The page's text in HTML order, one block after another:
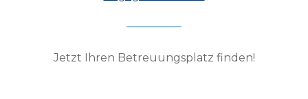
Jetzt Ihren Betreuungsplatz finden!